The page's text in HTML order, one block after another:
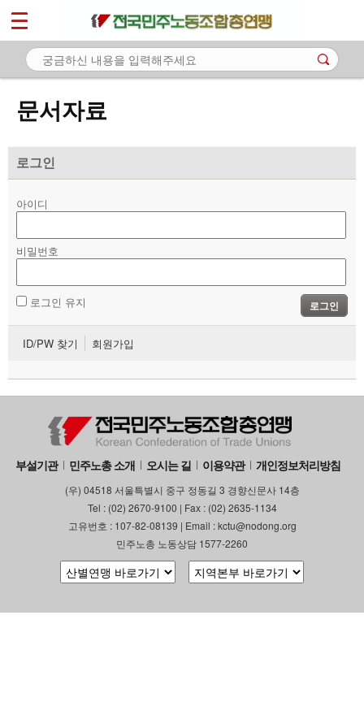
문서자료
로그인
아이디
비밀번호
로그인 유지 로그인
ID/PW 찾기 회원가입
부설기관 민주노총 소개 오시는 길 이용약관 개인정보처리방침
(우) 04518 서울특별시 중구 정동길 3 경향신문사 14층
Tel : (02) 2670-9100 | Fax : (02) 2635-1134
고유번호 : 107-82-08139 | Email : kctu@nodong.org
민주노총 노동상담 1577-2260
마이페이지
소개
노동상담
자료
- 미디어자료
- 카드뉴스
부설기관